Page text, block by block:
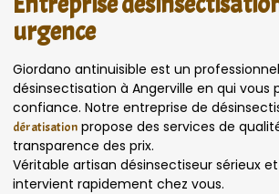
urgence
Giordano antinuisible est un
désinsectisation à Angerville en qui vous
confiance. Notre entreprise de
dératisation propose des services de
transparence des prix.
Véritable artisan désinsectiseur sérieux
intervient rapidement chez vous.